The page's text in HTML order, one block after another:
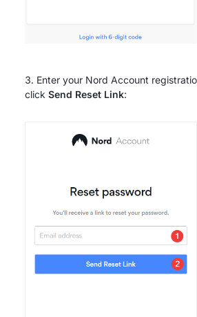
Enter your Nord Account
click Send Reset Link: